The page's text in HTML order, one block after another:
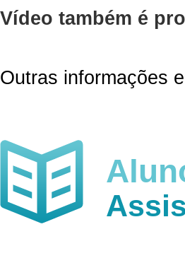
Vídeo também é
Outras informações e